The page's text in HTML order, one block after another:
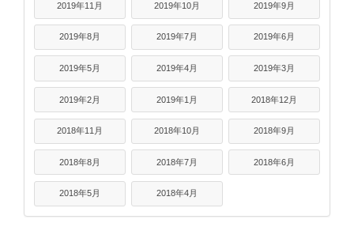
2019年11月 2019年10月 2019年9月
2019年8月 2019年7月 2019年6月
2019年5月 2019年4月 2019年3月
2019年2月 2019年1月 2018年12月
2018年11月 2018年10月 2018年9月
2018年8月 2018年7月 2018年6月
2018年5月 2018年4月